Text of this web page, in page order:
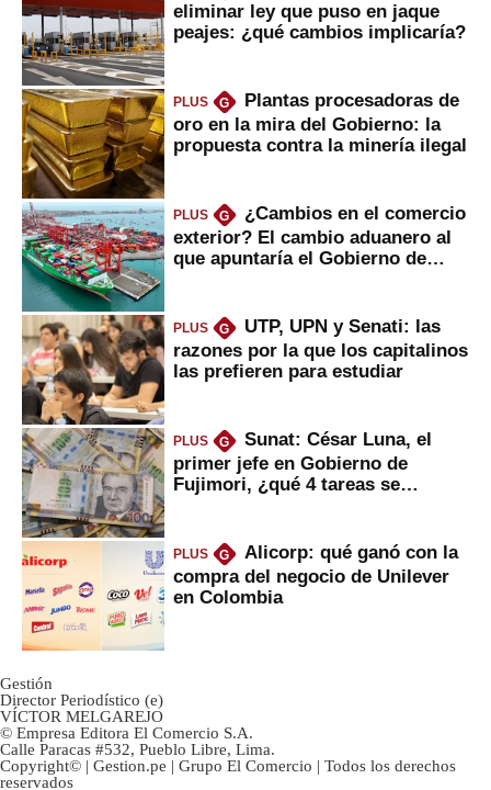
eliminar ley que puso en jaque
peajes: ¿qué cambios implicaría?
PLUS G
Plantas procesadoras de
oro en la mira del Gobierno: la
propuesta contra la minería ilegal
PLUS G
¿Cambios en el comercio
exterior? El cambio aduanero al
que apuntaría el Gobierno de
PLUS G
UTP, UPN y Senati: las
razones por la que los capitalinos
las prefieren para estudiar
PLUS G
Sunat: César Luna, el
primer jefe en Gobierno de
Fujimori, ¿qué 4 tareas se
PLUS G
Alicorp: qué ganó con la
compra del negocio de Unilever
en Colombia
Gestión
Director Periodístico (e)
VÍCTOR MELGAREJO
© Empresa Editora El Comercio S.A.
Calle Paracas #532, Pueblo Libre, Lima.
Copyright© | Gestion.pe | Grupo El Comercio | Todos los derechos
reservados